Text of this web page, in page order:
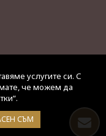
услугите си. С
че можем да
СЪМ